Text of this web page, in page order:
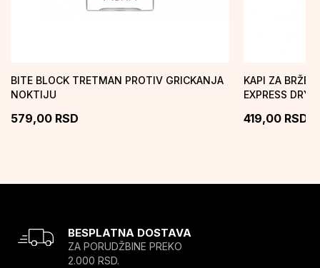
BITE BLOCK TRETMAN PROTIV GRICKANJA
NOKTIJU
579,00 RSD
KAPI ZA BRŽE
EXPRESS DRY
419,00 RSD
BESPLATNA DOSTAVA
ZA PORUDŽBINE PREKO
2.000 RSD.